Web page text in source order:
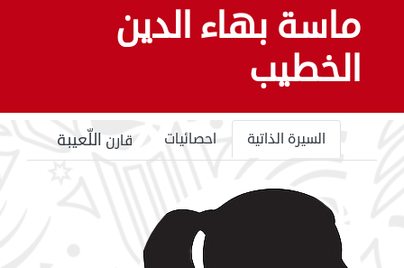
ماسة بهاء الدين
الخطيب
السيرة الذاتية احصائيات قارن اللّعيبة